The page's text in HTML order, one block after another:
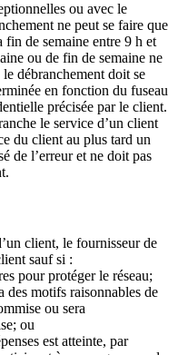
ou avec le
ne peut se faire que
fin de semaine entre 9 h et
ou de fin de semaine ne
débranchement doit se
en fonction du fuseau
précisée par le client.
le service d’un client
du client au plus tard un
de l’erreur et ne doit pas
client, le fournisseur de
sauf si :
pour protéger le réseau;
des motifs raisonnables de
ou sera
ou
est atteinte, par